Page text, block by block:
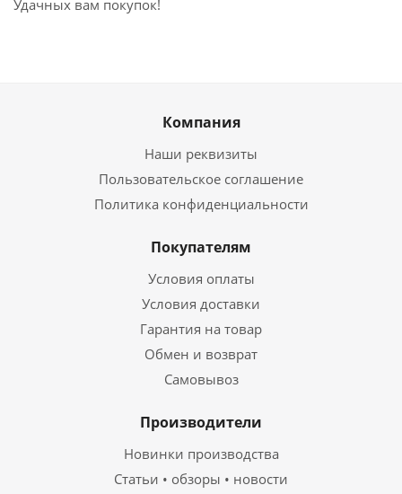
Удачных вам покупок!
Компания
Наши реквизиты
Пользовательское соглашение
Политика конфиденциальности
Покупателям
Условия оплаты
Условия доставки
Гарантия на товар
Обмен и возврат
Самовывоз
Производители
Новинки производства
Статьи • обзоры • новости